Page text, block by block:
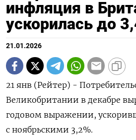
инфляция в
ускорилась до
21.01.2026
21 янв (Рейтер) -
Великобритании в декабре
годовом ‌выражении,
‌с ​ноябрьскими 3,2%.